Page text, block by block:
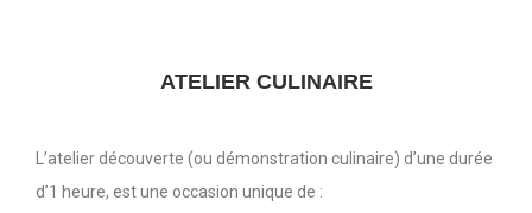
ATELIER CULINAIRE
L’atelier découverte (ou démonstration culinaire) d’une durée
d’1 heure, est une occasion unique de :